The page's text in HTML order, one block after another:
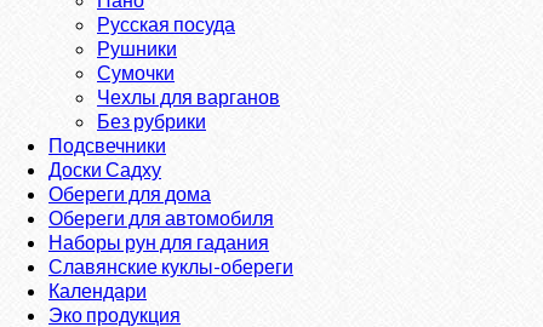
Русская посуда
Рушники
Сумочки
Чехлы для варганов
Без рубрики
Подсвечники
Доски Садху
Обереги для дома
Обереги для автомобиля
Наборы рун для гадания
Славянские куклы-обереги
Календари
Эко продукция